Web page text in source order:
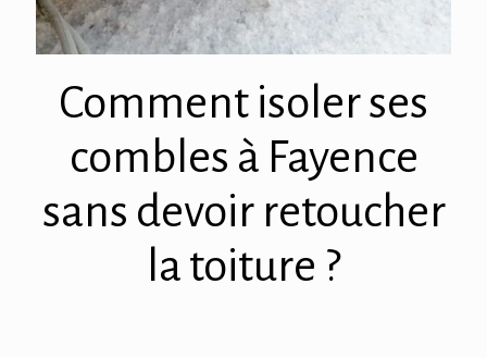
Comment isoler ses
combles à Fayence
sans devoir retoucher
la toiture ?